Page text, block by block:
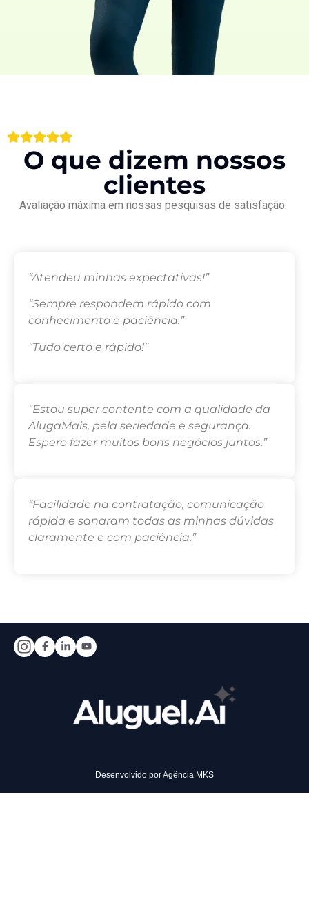
O que dizem nossos
clientes
Avaliação máxima em nossas pesquisas de satisfação.
“Atendeu minhas expectativas!”
“Sempre respondem rápido com
conhecimento e paciência.”
“Tudo certo e rápido!”
“Estou super contente com a qualidade da
AlugaMais, pela seriedade e segurança.
Espero fazer muitos bons negócios juntos.”
“Facilidade na contratação, comunicação
rápida e sanaram todas as minhas dúvidas
claramente e com paciência.”
Desenvolvido porAgência MKS